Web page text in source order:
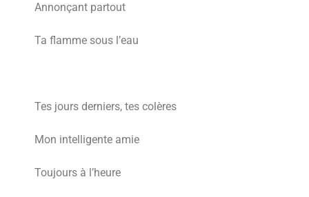
Annonçant partout
Ta flamme sous l’eau
Tes jours derniers, tes colères
Mon intelligente amie
Toujours à l’heure